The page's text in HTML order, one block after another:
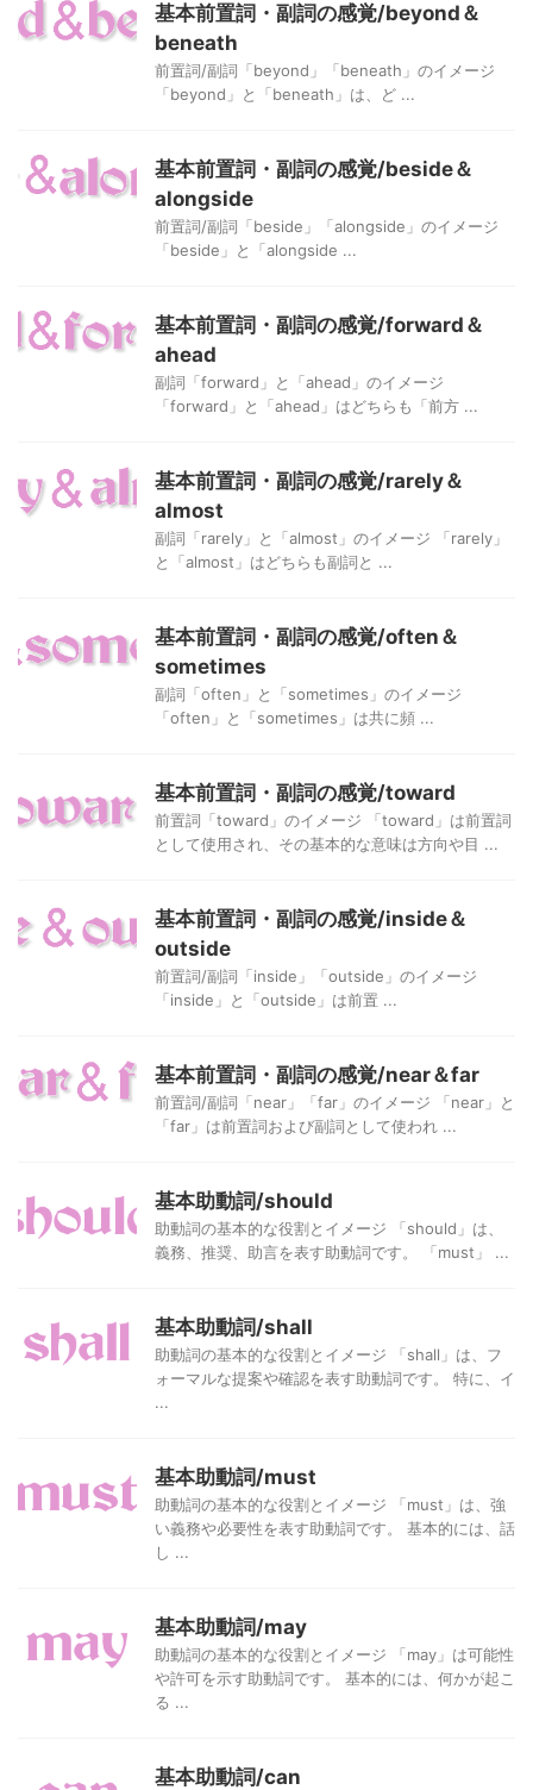
基本前置詞・副詞の感覚/beyond＆
beneath
前置詞/副詞「beyond」「beneath」のイメージ
「beyond」と「beneath」は、ど ...
基本前置詞・副詞の感覚/beside＆
alongside
前置詞/副詞「beside」「alongside」のイメージ
「beside」と「alongside ...
基本前置詞・副詞の感覚/forward＆
ahead
副詞「forward」と「ahead」のイメージ
「forward」と「ahead」はどちらも「前方 ...
基本前置詞・副詞の感覚/rarely＆
almost
副詞「rarely」と「almost」のイメージ 「rarely」
と「almost」はどちらも副詞と ...
基本前置詞・副詞の感覚/often＆
sometimes
副詞「often」と「sometimes」のイメージ
「often」と「sometimes」は共に頻 ...
基本前置詞・副詞の感覚/toward
前置詞「toward」のイメージ 「toward」は前置詞
として使用され、その基本的な意味は方向や目 ...
基本前置詞・副詞の感覚/inside＆
outside
前置詞/副詞「inside」「outside」のイメージ
「inside」と「outside」は前置 ...
基本前置詞・副詞の感覚/near＆far
前置詞/副詞「near」「far」のイメージ 「near」と
「far」は前置詞および副詞として使われ ...
基本助動詞/should
助動詞の基本的な役割とイメージ 「should」は、
義務、推奨、助言を表す助動詞です。 「must」 ...
基本助動詞/shall
助動詞の基本的な役割とイメージ 「shall」は、フ
ォーマルな提案や確認を表す助動詞です。 特に、イ
...
基本助動詞/must
助動詞の基本的な役割とイメージ 「must」は、強
い義務や必要性を表す助動詞です。 基本的には、話
し ...
基本助動詞/may
助動詞の基本的な役割とイメージ 「may」は可能性
や許可を示す助動詞です。 基本的には、何かが起こ
る ...
基本助動詞/can